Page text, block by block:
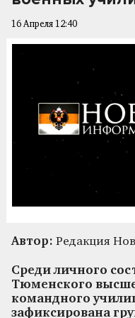
16 Апреля 12:40
Автор: Редакция
Среди личного
Тюменского
командного
зафиксирована